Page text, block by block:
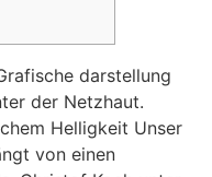
darstellung
der Netzhaut.
Helligkeit Unser
von einen